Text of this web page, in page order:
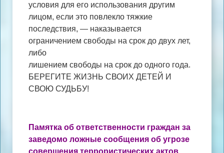
условия для его использования другим
лицом, если это повлекло тяжкие
последствия, — наказывается
ограничением свободы на срок до двух лет,
либо
лишением свободы на срок до одного года.
БЕРЕГИТЕ ЖИЗНЬ СВОИХ ДЕТЕЙ И
СВОЮ СУДЬБУ!
Памятка об ответственности граждан за
заведомо ложные сообщения об угрозе